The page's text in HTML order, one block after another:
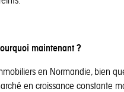
maintenant ?
en Normandie, bien
en croissance constante